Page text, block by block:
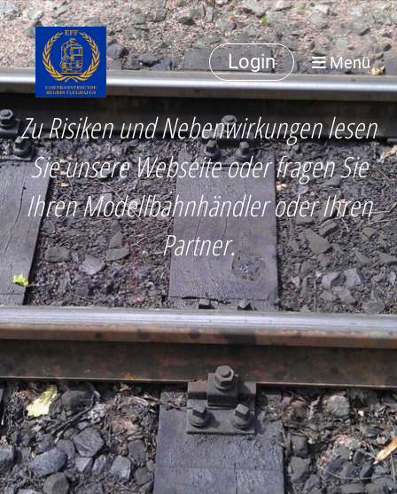
Login Menü
Zu Risiken und Nebenwirkungen lesen
Sie unsere Webseite oder fragen Sie
Ihren Modellbahnhändler oder Ihren
Partner.